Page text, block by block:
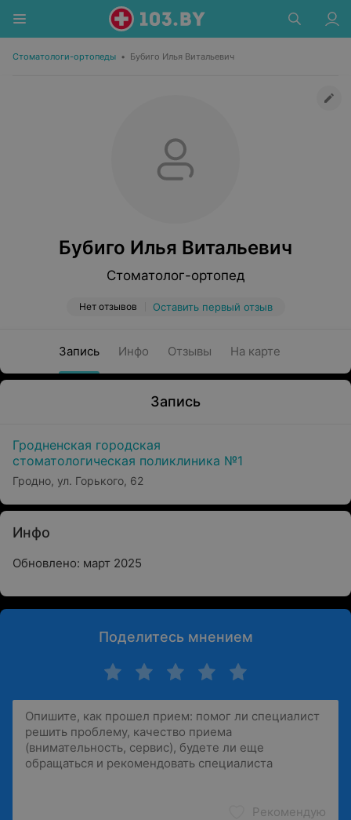
Стоматологи-ортопеды • Бубиго Илья Витальевич
Бубиго Илья Витальевич
Стоматолог-ортопед
Нет отзывов Оставить первый отзыв
Запись Инфо Отзывы На карте
Запись
Гродненская городская
стоматологическая поликлиника №1
Гродно, ул. Горького, 62
Инфо
Обновлено: март 2025
Поделитесь мнением
Рекомендую